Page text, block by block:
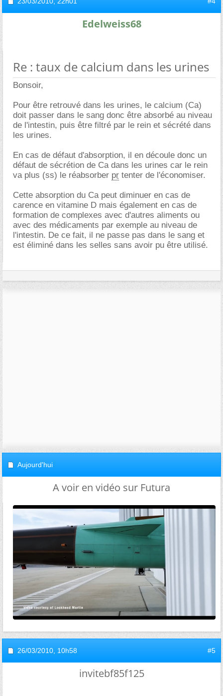
Edelweiss68
Re : taux de calcium dans les urines
Bonsoir,
Pour être retrouvé dans les urines, le calcium (Ca)
doit passer dans le sang donc être absorbé au niveau
de l'intestin, puis être filtré par le rein et sécrété dans
les urines.
En cas de défaut d'absorption, il en découle donc un
défaut de sécrétion de Ca dans les urines car le rein
va plus (ss) le réabsorber pr tenter de l'économiser.
Cette absorption du Ca peut diminuer en cas de
carence en vitamine D mais également en cas de
formation de complexes avec d'autres aliments ou
avec des médicaments par exemple au niveau de
l'intestin. De ce fait, il ne passe pas dans le sang et
est éliminé dans les selles sans avoir pu être utilisé.
Aujourd'hui
A voir en vidéo sur Futura
26/03/2010, 10h58 #5
invitebf85f125